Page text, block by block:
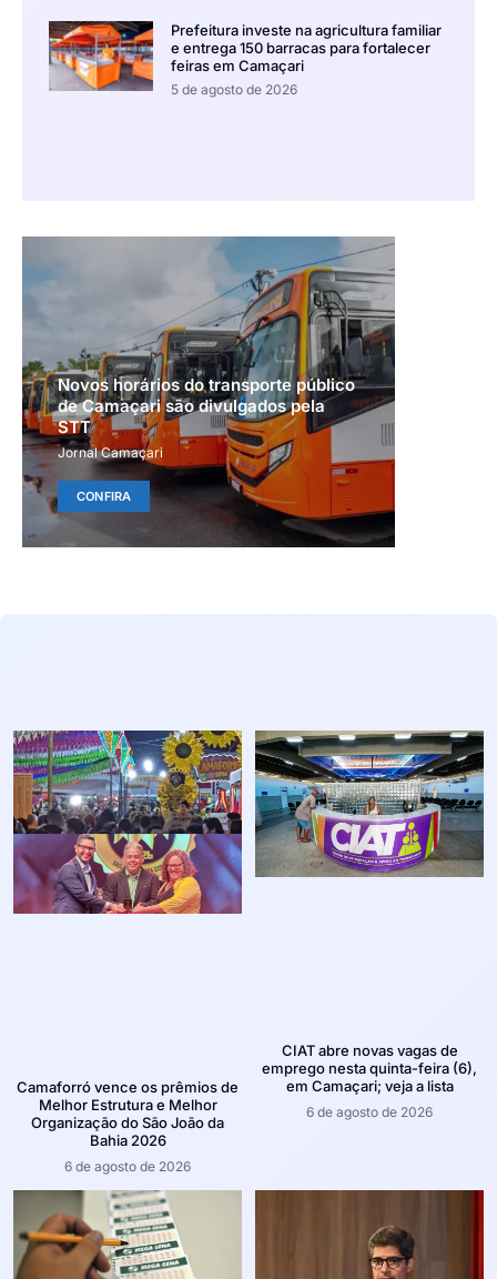
Prefeitura investe na agricultura familiar
e entrega 150 barracas para fortalecer
feiras em Camaçari
5 de agosto de 2026
Novos horários do transporte público
de Camaçari são divulgados pela
STT
Jornal Camaçari
CONFIRA
Camaforró vence os prêmios de
Melhor Estrutura e Melhor
Organização do São João da
Bahia 2026
6 de agosto de 2026
CIAT abre novas vagas de
emprego nesta quinta-feira (6),
em Camaçari; veja a lista
6 de agosto de 2026